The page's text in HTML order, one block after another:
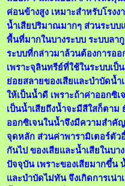
ค่อนข้างสูง เหมาะสำหรับโรง
น้ำเสียปริมาณมากๆ ส่วนระบ
พื้นที่มากในบางระบบ ระบบลา
ระบบที่กล่าวมาล้วนต้องการออ
เพราะจุลินทรีย์ที่ใช้ในระบบเ
ย่อยสลายของเสียและบำบัดน้ำ
ให้เป็นน้ำดี เพราะถ้าค่าออกซิ
เป็นน้ำเสียถึงน้ำจะมีสีใสก็ตาม
ออกซิเจนในน้ำจึงมีความสำคั
จุดหลัก ส่วนค่าพารามิเตอร์ตัว
กันไป ของเสียและน้ำเสียในบ
ปัจจุบัน เพราะของเสียมากขึ้น
และบำบัดไม่ทัน จึงเกิดการเน่